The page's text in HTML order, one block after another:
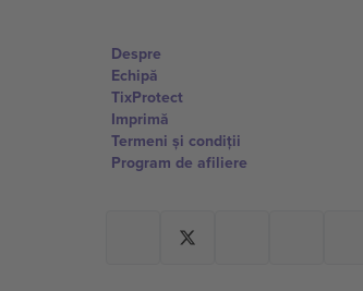
Despre
Echipă
TixProtect
Imprimă
Termeni și condiții
Program de afiliere